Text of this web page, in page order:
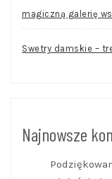
magiczną galerię
Swetry damskie –
Najnowsze